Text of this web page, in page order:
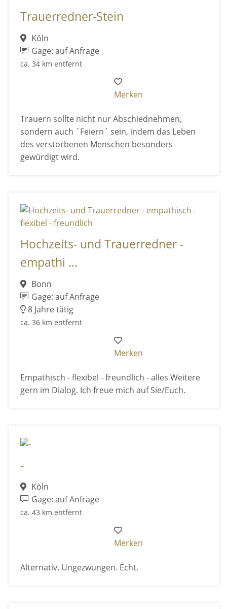
Trauerredner-Stein
Köln
Gage: auf Anfrage
ca. 34 km entfernt
Merken
Trauern sollte nicht nur Abschiednehmen,
sondern auch `Feiern´ sein, indem das Leben
des verstorbenen Menschen besonders
gewürdigt wird.
Hochzeits- und Trauerredner -
empathi ...
Bonn
Gage: auf Anfrage
8 Jahre tätig
ca. 36 km entfernt
Merken
Empathisch - flexibel - freundlich - alles Weitere
gern im Dialog. Ich freue mich auf Sie/Euch.
-
Köln
Gage: auf Anfrage
ca. 43 km entfernt
Merken
Alternativ. Ungezwungen. Echt.